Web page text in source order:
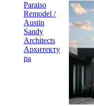
Paraiso
Remodel /
Austin
Sandy
Architects
Архитекту
ра